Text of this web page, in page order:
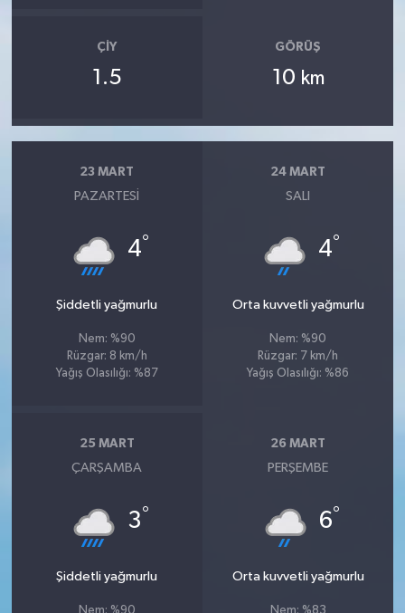
ÇIY
1.5
GÖRÜŞ
10 km
23 MART
PAZARTESI
4°
Şiddetli yağmurlu
Nem: %90
Rüzgar: 8 km/h
Yağış Olasılığı: %87
24 MART
SALI
4°
Orta kuvvetli yağmurlu
Nem: %90
Rüzgar: 7 km/h
Yağış Olasılığı: %86
25 MART
ÇARŞAMBA
3°
Şiddetli yağmurlu
26 MART
PERŞEMBE
6°
Orta kuvvetli yağmurlu